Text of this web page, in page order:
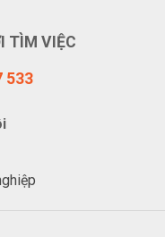
TÌM VIỆC
533